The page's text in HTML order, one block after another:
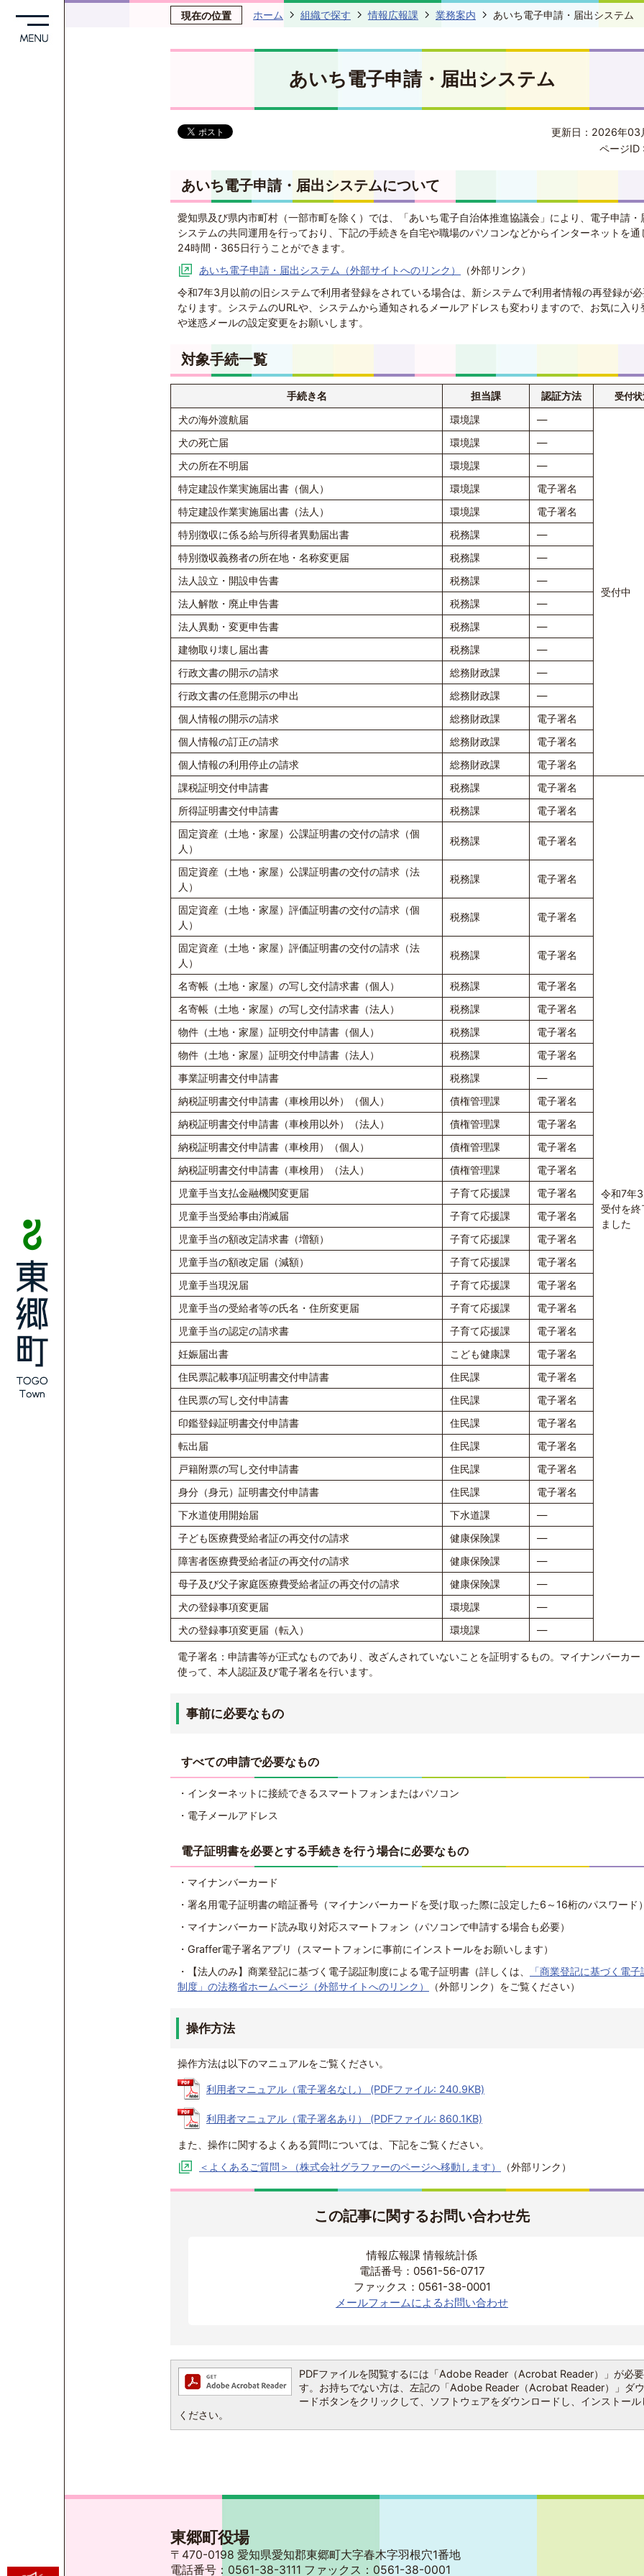
現在の位置 ホーム 組織で探す 情報広報課 業務案内 あいち電子申請・届出システム
あいち電子申請・届出システム
更新日：2026年03
ページ
あいち電子申請・届出システムについて
愛知県及び県内市町村（一部市町を除く）では、「あいち電子自治体推進協議会」により、電子申請・
システムの共同運用を行っており、下記の手続きを自宅や職場のパソコンなどからインターネットを通
24時間・365日行うことができます。
あいち電子申請・届出システム（外部サイトへのリンク）
（外部リンク）
令和7年3月以前の旧システムで利用者登録をされている場合は、新システムで利用者情報の再登録が
なります。システムのURLや、システムから通知されるメールアドレスも変わりますので、お気に入り
や迷惑メールの設定変更をお願いします。
対象手続一覧
手続き名 担当課 認証方法 受付
犬の海外渡航届 環境課 ―
受付中
犬の死亡届 環境課
―
犬の所在不明届
環境課
―
特定建設作業実施届出書（個人）
環境課
電子署名
特定建設作業実施届出書（法人）
環境課
電子署名
特別徴収に係る給与所得者異動届出書
税務課
―
特別徴収義務者の所在地・名称変更届
税務課
―
法人設立・開設申告書
税務課
―
法人解散・廃止申告書
税務課
―
法人異動・変更申告書
税務課
―
建物取り壊し届出書
税務課
―
行政文書の開示の請求
総務財政課
―
行政文書の任意開示の申出
総務財政課
―
個人情報の開示の請求
総務財政課
電子署名
個人情報の訂正の請求
総務財政課
電子署名
個人情報の利用停止の請求
総務財政課
電子署名
課税証明交付申請書
税務課 電子署名
令和7年
受付を終
ました
所得証明書交付申請書 税務課
電子署名
固定資産（土地・家屋）公課証明書の交付の請求（個
人）
税務課 電子署名
固定資産（土地・家屋）公課証明書の交付の請求（法
人）
税務課 電子署名
固定資産（土地・家屋）評価証明書の交付の請求（個
人）
税務課 電子署名
固定資産（土地・家屋）評価証明書の交付の請求（法
人）
税務課 電子署名
名寄帳（土地・家屋）の写し交付請求書（個人） 税務課
電子署名
名寄帳（土地・家屋）の写し交付請求書（法人）
税務課
電子署名
物件（土地・家屋）証明交付申請書（個人）
税務課
電子署名
物件（土地・家屋）証明交付申請書（法人）
税務課
電子署名
事業証明書交付申請書
税務課
―
納税証明書交付申請書（車検用以外）（個人）
債権管理課
電子署名
納税証明書交付申請書（車検用以外）（法人）
債権管理課
電子署名
納税証明書交付申請書（車検用）（個人）
債権管理課
電子署名
納税証明書交付申請書（車検用）（法人）
債権管理課
電子署名
児童手当支払金融機関変更届
子育て応援課
電子署名
児童手当受給事由消滅届
子育て応援課
電子署名
児童手当の額改定請求書（増額）
子育て応援課
電子署名
児童手当の額改定届（減額）
子育て応援課
電子署名
児童手当現況届
子育て応援課
電子署名
児童手当の受給者等の氏名・住所変更届
子育て応援課
電子署名
児童手当の認定の請求書
子育て応援課
電子署名
妊娠届出書
こども健康課
電子署名
住民票記載事項証明書交付申請書
住民課
電子署名
住民票の写し交付申請書
住民課
電子署名
印鑑登録証明書交付申請書
住民課
電子署名
転出届
住民課
電子署名
戸籍附票の写し交付申請書
住民課
電子署名
身分（身元）証明書交付申請書
住民課
電子署名
下水道使用開始届
下水道課
―
子ども医療費受給者証の再交付の請求
健康保険課
―
障害者医療費受給者証の再交付の請求
健康保険課
―
母子及び父子家庭医療費受給者証の再交付の請求
健康保険課
―
犬の登録事項変更届
環境課
―
犬の登録事項変更届（転入）
環境課 ―
電子署名：申請書等が正式なものであり、改ざんされていないことを証明するもの。マイナンバーカー
使って、本人認証及び電子署名を行います。
事前に必要なもの
すべての申請で必要なもの
・インターネットに接続できるスマートフォンまたはパソコン
・電子メールアドレス
電子証明書を必要とする手続きを行う場合に必要なもの
・マイナンバーカード
・署名用電子証明書の暗証番号（マイナンバーカードを受け取った際に設定した6～16桁のパスワード
・マイナンバーカード読み取り対応スマートフォン（パソコンで申請する場合も必要）
・Graffer電子署名アプリ（スマートフォンに事前にインストールをお願いします）
・【法人のみ】商業登記に基づく電子認証制度による電子証明書（詳しくは、
「商業登記に基づく電子
制度」の法務省ホームページ（外部サイトへのリンク）
（外部リンク） をご覧ください）
操作方法
操作方法は以下のマニュアルをご覧ください。
利用者マニュアル（電子署名なし） (PDFファイル: 240.9KB)
利用者マニュアル（電子署名あり） (PDFファイル: 860.1KB)
また、操作に関するよくある質問については、下記をご覧ください。
＜よくあるご質問＞（株式会社グラファーのページへ移動します）
（外部リンク）
この記事に関するお問い合わせ先
情報広報課 情報統計係
電話番号：0561-56-0717
ファックス：0561-38-0001
メールフォームによるお問い合わせ
PDFファイルを閲覧するには「Adobe Reader（Acrobat Reader）」が必
す。お持ちでない方は、左記の「Adobe Reader（Acrobat Reader）」ダ
ードボタンをクリックして、ソフトウェアをダウンロードし、インストール
ください。
東郷町役場
〒470-0198 愛知県愛知郡東郷町大字春木字羽根穴1番地
電話番号：0561-38-3111 ファックス：0561-38-0001